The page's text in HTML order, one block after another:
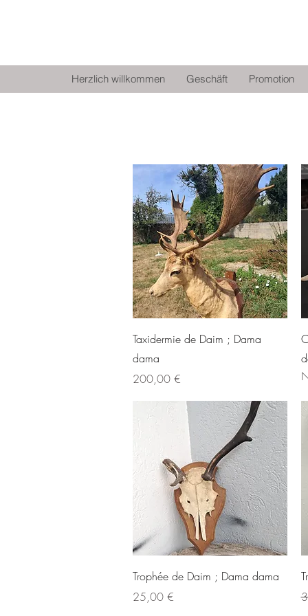
Herzlich willkommen Geschäft Promotion
Schnellansicht
Taxidermie de Daim ; Dama
dama
Preis
200,00 €
Schnellansicht
Trophée de Daim ; Dama dama
Preis
25,00 €